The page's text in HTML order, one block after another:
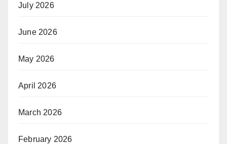
July 2026
June 2026
May 2026
April 2026
March 2026
February 2026